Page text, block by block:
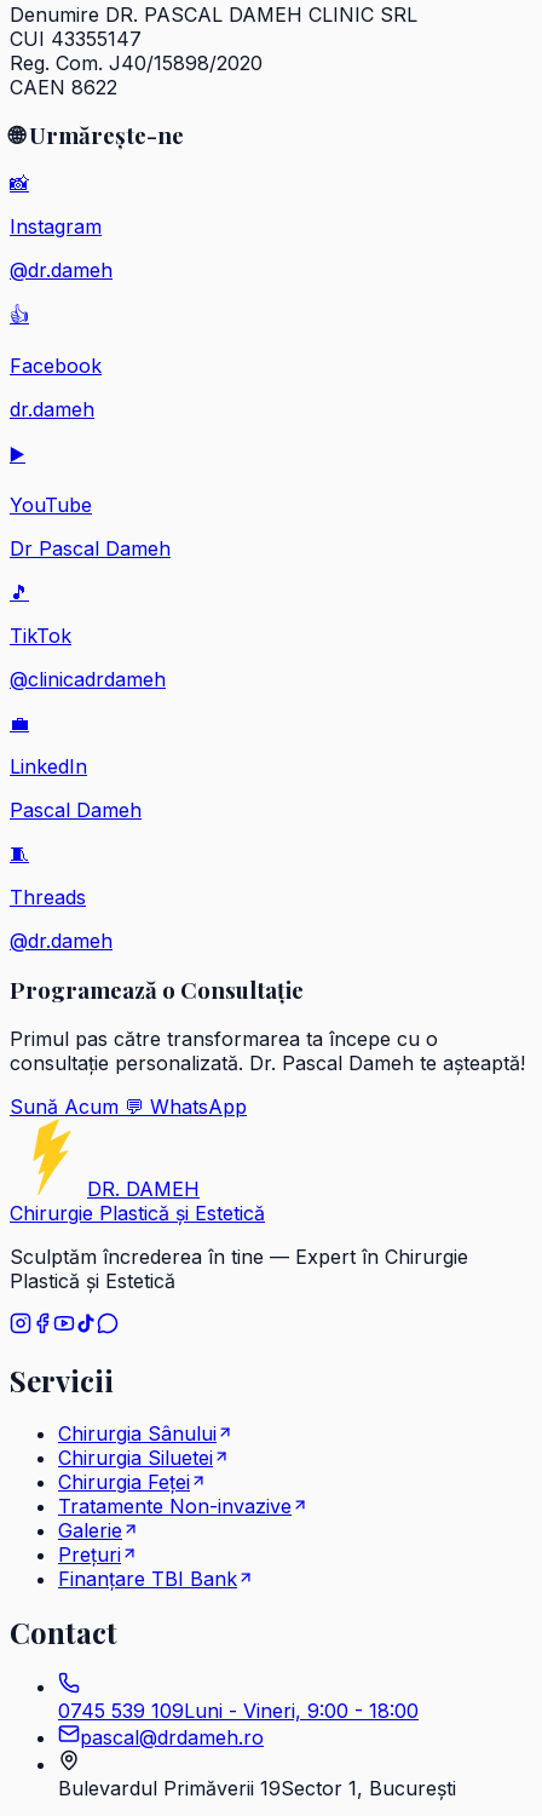
Denumire DR. PASCAL DAMEH CLINIC SRL
CUI 43355147
Reg. Com. J40/15898/2020
CAEN 8622
🌐Urmărește-ne
📸
Instagram
@dr.dameh
👍
Facebook
dr.dameh
▶️
YouTube
Dr Pascal Dameh
🎵
TikTok
@clinicadrdameh
💼
LinkedIn
Pascal Dameh
🧵
Threads
@dr.dameh
Programează o Consultație
Primul pas către transformarea ta începe cu o
consultație personalizată. Dr. Pascal Dameh te așteaptă!
Sună Acum 💬 WhatsApp
DR. DAMEH
Chirurgie Plastică și Estetică
Sculptăm încrederea în tine — Expert în Chirurgie
Plastică și Estetică
Servicii
Chirurgia Sânului
Chirurgia Siluetei
Chirurgia Feței
Tratamente Non-invazive
Galerie
Prețuri
Finanțare TBI Bank
Contact
0745 539 109Luni - Vineri, 9:00 - 18:00
pascal@drdameh.ro
Bulevardul Primăverii 19Sector 1, București